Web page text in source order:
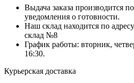
Выдача заказа производится
уведомления о готовности.
Наш склад находится по
склад №8
График работы: вторник,
16:30.
Курьерская доставка